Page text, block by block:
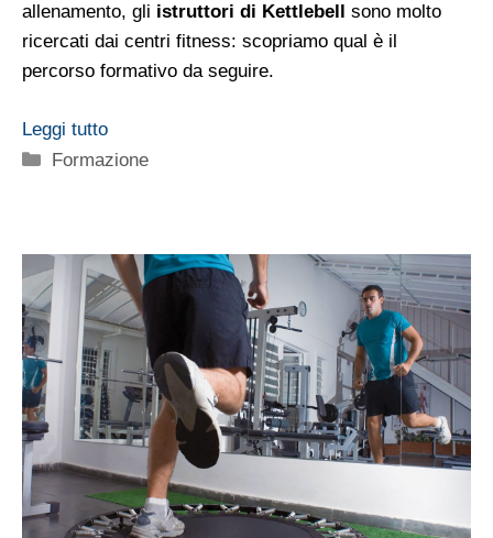
allenamento, gli istruttori di Kettlebell sono molto
ricercati dai centri fitness: scopriamo qual è il
percorso formativo da seguire.
Leggi tutto
Categorie
Formazione